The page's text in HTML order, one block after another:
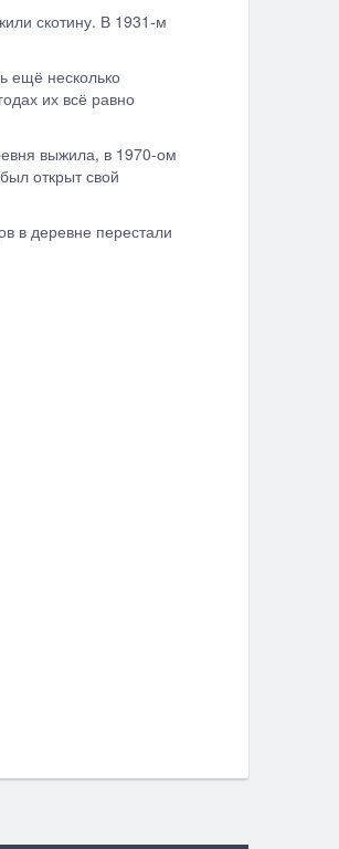
скотину. В 1931-м
ещё несколько
их всё равно
выжила, в 1970-ом
открыт свой
в деревне перестали